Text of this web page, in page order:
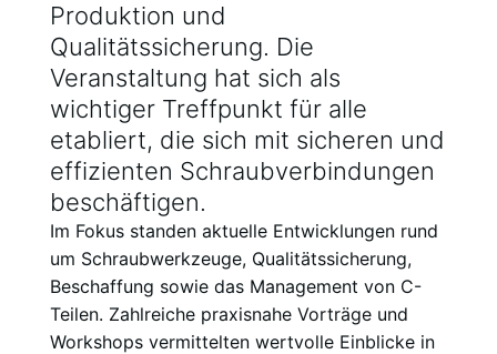
Produktion und
Qualitätssicherung. Die
Veranstaltung hat sich als
wichtiger Treffpunkt für alle
etabliert, die sich mit sicheren und
effizienten Schraubverbindungen
beschäftigen.
Im Fokus standen aktuelle Entwicklungen rund
um Schraubwerkzeuge, Qualitätssicherung,
Beschaffung sowie das Management von C-
Teilen. Zahlreiche praxisnahe Vorträge und
Workshops vermittelten wertvolle Einblicke in